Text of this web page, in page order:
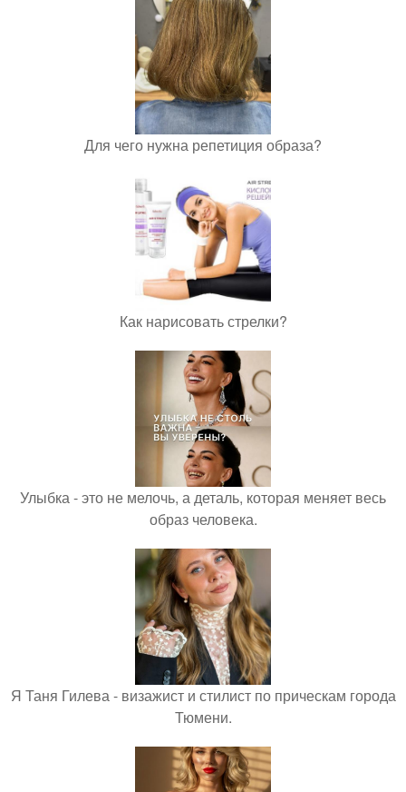
Для чего нужна репетиция образа?
Как нарисовать стрелки?
Улыбка - это не мелочь, а деталь, которая меняет весь
образ человека.
Я Таня Гилева - визажист и стилист по прическам города
Тюмени.